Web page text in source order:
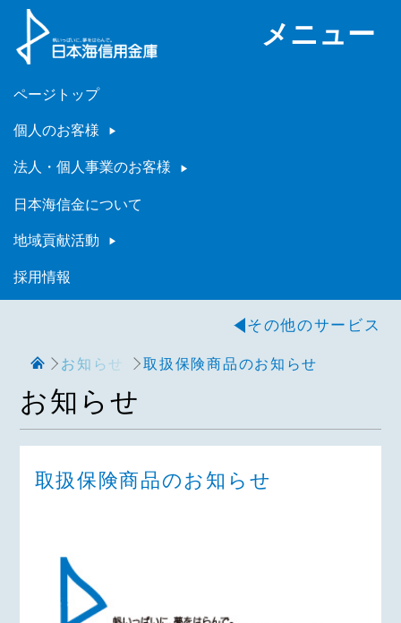
メニュー
ページトップ
個人のお客様
法人・個人事業のお客様
日本海信金について
地域貢献活動
採用情報
その他のサービス
お知らせ 取扱保険商品のお知らせ
お知らせ
取扱保険商品のお知らせ